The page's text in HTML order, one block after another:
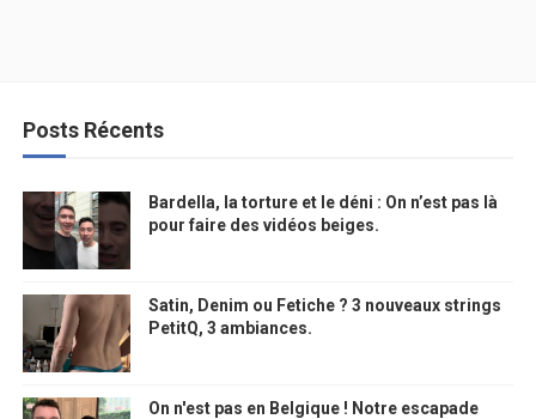
Posts Récents
Bardella, la torture et le déni : On n’est pas là
pour faire des vidéos beiges.
Satin, Denim ou Fetiche ? 3 nouveaux strings
PetitQ, 3 ambiances.
On n'est pas en Belgique ! Notre escapade